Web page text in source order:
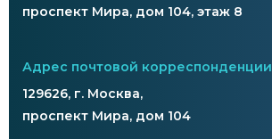
проспект Мира, дом 104, этаж 8
Адрес почтовой корреспонденции
129626, г. Москва,
проспект Мира, дом 104